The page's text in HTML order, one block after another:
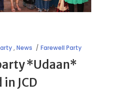
,News Farewell Party
*Udaan*
JCD